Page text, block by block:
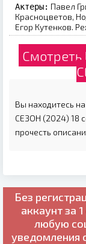
Актеры: Павел
Красноцветов,
Егор Кутенков.
Вы находитесь
СЕЗОН (2024) 18
прочесть
Без
аккаунт за
любую
уведомления